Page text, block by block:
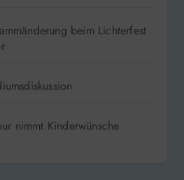
beim Lichterfest
nimmt Kinderwünsche